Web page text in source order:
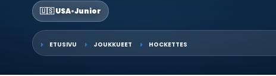
🇺🇸 USA•Junior
ETUSIVU JOUKKUEET HOCKETTES